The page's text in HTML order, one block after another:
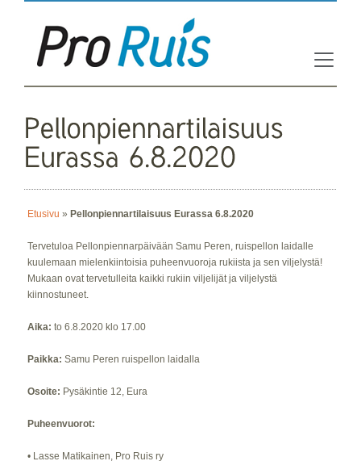
Etusivu » Pellonpiennartilaisuus Eurassa 6.8.2020
Tervetuloa Pellonpiennarpäivään Samu Peren, ruispellon laidalle
kuulemaan mielenkiintoisia puheenvuoroja rukiista ja sen viljelystä!
Mukaan ovat tervetulleita kaikki rukiin viljelijät ja viljelystä
kiinnostuneet.
Aika: to 6.8.2020 klo 17.00
Paikka: Samu Peren ruispellon laidalla
Osoite: Pysäkintie 12, Eura
Puheenvuorot:
• Lasse Matikainen, Pro Ruis ry